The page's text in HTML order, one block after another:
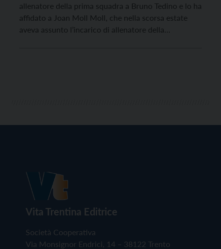
allenatore della prima squadra a Bruno Tedino e lo ha
affidato a Joan Moll Moll, che nella scorsa estate
aveva assunto l’incarico di allenatore della
Vita Trentina Editrice
Società Cooperativa
Via Monsignor Endrici, 14 – 38122 Trento